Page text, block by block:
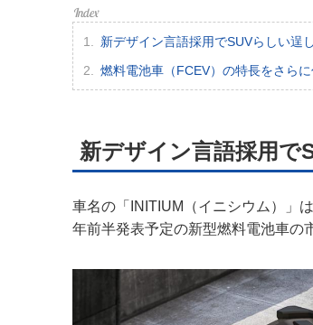
広告掲載について
新デザイン言語採用でSUVらしい逞
燃料電池車（FCEV）の特長をさら
新デザイン言語採用で
車名の「INITIUM（イニシウム）」
年前半発表予定の新型燃料電池車の